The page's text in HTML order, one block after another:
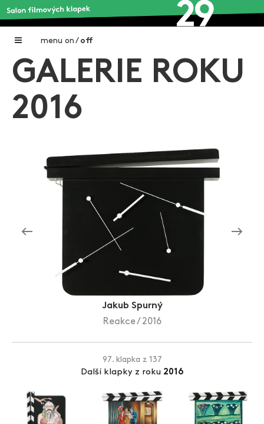
menu on / off
Home
Galerie filmových klapek
O projektu
Aktuální výstavy
Aukce filmových klapek
Zlín Film Festival
GALERIE ROKU
2016
Jakub Spurný
Reakce / 2016
97. klapka z 137
Další klapky z roku 2016